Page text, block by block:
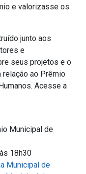
e valorizasse os
junto aos
e
seus projetos e o
relação ao Prêmio
Acesse a
Municipal de
18h30
Municipal de